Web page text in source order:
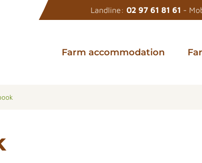
Landline: 02 97 61 81 61 -
Farm accommodation